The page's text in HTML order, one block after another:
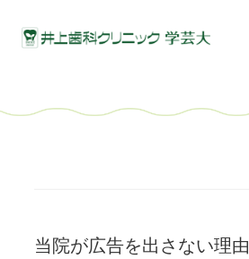
当院が広告を出さない理由